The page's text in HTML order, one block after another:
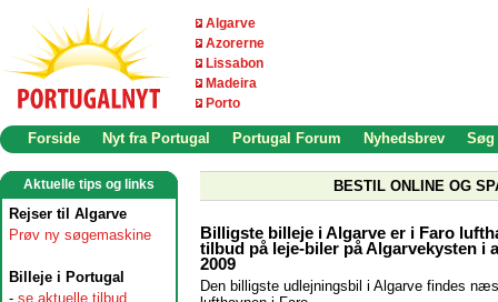
Algarve
Azorerne
Lissabon
Madeira
Porto
Forside Nyt fra Portugal Portugal Forum Nyhedsbrev Søg
Aktuelle tips og links
Rejser til Algarve
Prøv ny søgemaskine
Billeje i Portugal
- se aktuelle tilbud
BESTIL ONLINE OG
Billigste billeje i Algarve er i Faro
tilbud på leje-biler på Algarvekysten i
2009
Den billigste udlejningsbil i Algarve findes